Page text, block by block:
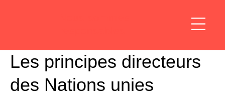
Les principes directeurs
des Nations unies